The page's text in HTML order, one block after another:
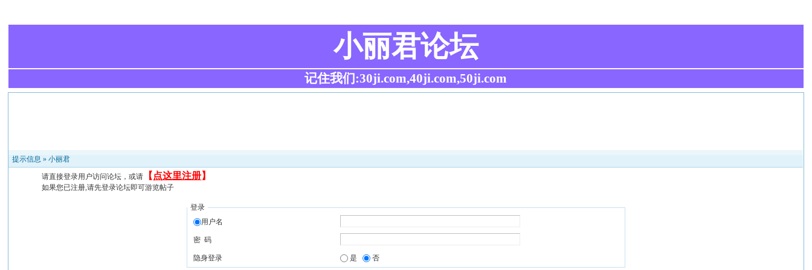
小丽君论坛
记住我们:30ji.com,40ji.com,50ji.com
提示信息 »小丽君
请直接登录用户访问论坛，或请 【 点这里注册】
如果您已注册,请先登录论坛即可游览帖子
登录
用户名
密 码
隐身登录 是 否